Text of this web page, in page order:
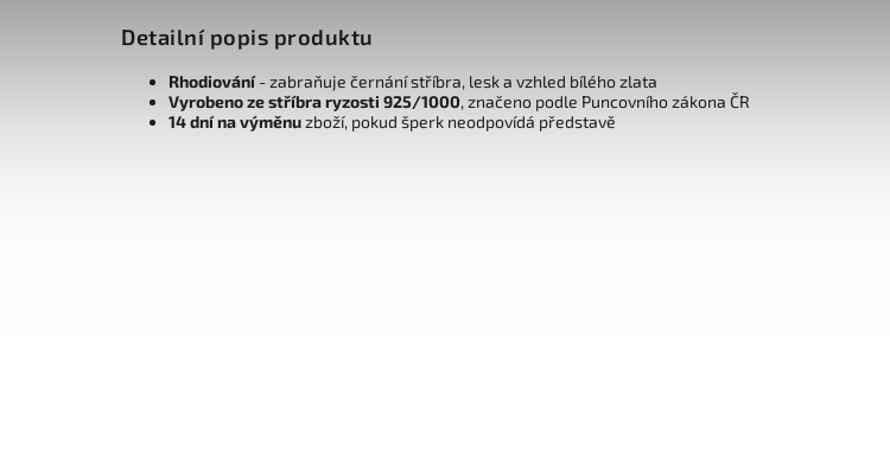
Detailní popis produktu
Rhodiování- zabraňuje černání stříbra, lesk a vzhled bílého zlata
Vyrobeno ze stříbra ryzosti 925/1000, značeno podle Puncovního zákona ČR
14 dní na výměnuzboží, pokud šperk neodpovídá představě